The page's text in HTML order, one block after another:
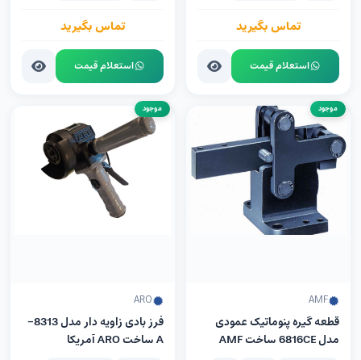
تماس بگیرید
استعلام قیمت
تماس بگیرید
استعلام قیمت
موجود
AMF
قطعه گیره پنوماتیک عمودی
مدل 6816CE ساخت AMF
موجود
ARO
فرز بادی زاویه دار مدل 8313-
A ساخت ARO آمریکا